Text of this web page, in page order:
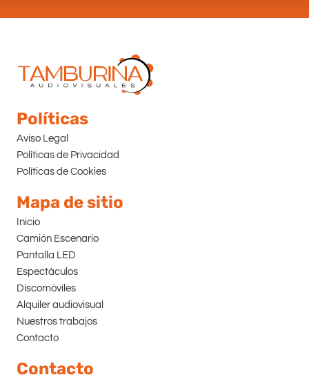
Políticas
Aviso Legal
Políticas de Privacidad
Políticas de Cookies
Mapa de sitio
Inicio
Camión Escenario
Pantalla LED
Espectáculos
Discomóviles
Alquiler audiovisual
Nuestros trabajos
Contacto
Contacto